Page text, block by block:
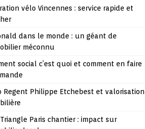
vélo Vincennes : service rapide et
dans le monde : un géant de
méconnu
social c’est quoi et comment en faire
Regent Philippe Etchebest et valorisation
Paris chantier : impact sur